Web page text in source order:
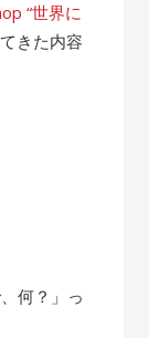
“世界に
きた内容
何？」っ